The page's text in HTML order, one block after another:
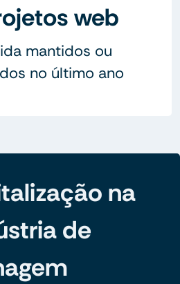
web
mantidos ou
no último ano
na
de